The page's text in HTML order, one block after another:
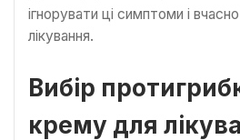
ігнорувати ці симптоми і
лікування.
Вибір
крему для